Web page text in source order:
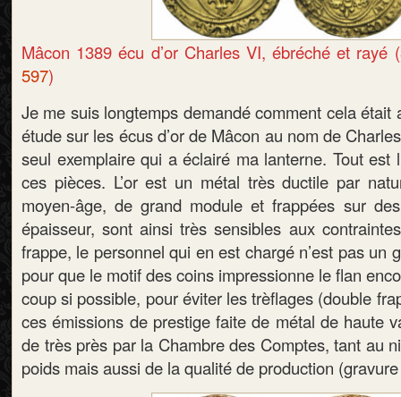
Mâcon 1389 écu d’or Charles VI, ébréché et rayé
597)
Je me suis longtemps demandé comment cela était
étude sur les écus d’or de Mâcon au nom de
seul exemplaire qui a éclairé ma lanterne. Tout est
ces pièces. L’or est un métal très ductile par
moyen-âge, de grand module et frappées sur
épaisseur, sont ainsi très sensibles aux
frappe, le personnel qui en est chargé n’est pas un
pour que le motif des coins impressionne le flan
coup si possible, pour éviter les trèflages (double
ces émissions de prestige faite de métal de haute
de très près par la Chambre des Comptes, tant au
poids mais aussi de la qualité de production